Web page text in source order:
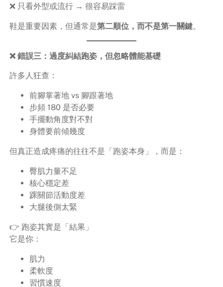
❌ 只看外型或流行 → 很容易踩雷
鞋是重要因素，但通常是第二順位，而不是第一關鍵。
❌ 錯誤三：過度糾結跑姿，但忽略體能基礎
許多人狂查：
前腳掌著地 vs 腳跟著地
步頻 180 是否必要
手擺動角度對不對
身體要前傾幾度
但真正造成疼痛的往往不是「跑姿本身」，而是：
臀肌力量不足
核心穩定差
踝關節活動度差
大腿後側太緊
👉 跑姿其實是「結果」
它是你：
肌力
柔軟度
習慣速度